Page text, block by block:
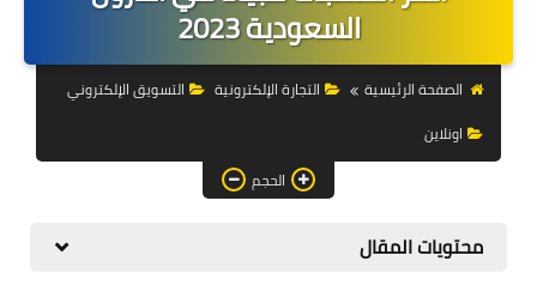
التجارة الالكترونية
التسويق
وظائف
السعودية 2023
الصفحة الرئيسية التجارة الإلكترونية
التسويق الإلكتروني
اونلاين
الحجم
محتويات المقال